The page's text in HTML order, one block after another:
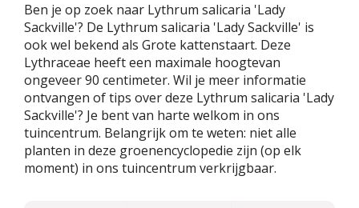
Ben je op zoek naar Lythrum salicaria 'Lady
Sackville'? De Lythrum salicaria 'Lady Sackville' is
ook wel bekend als Grote kattenstaart. Deze
Lythraceae heeft een maximale hoogtevan
ongeveer 90 centimeter. Wil je meer informatie
ontvangen of tips over deze Lythrum salicaria 'Lady
Sackville'? Je bent van harte welkom in ons
tuincentrum. Belangrijk om te weten: niet alle
planten in deze groenencyclopedie zijn (op elk
moment) in ons tuincentrum verkrijgbaar.